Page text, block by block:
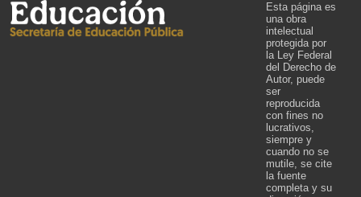
Esta página es
una obra
intelectual
protegida por
la Ley Federal
del Derecho de
Autor, puede
ser
reproducida
con fines no
lucrativos,
siempre y
cuando no se
mutile, se cite
la fuente
completa y su